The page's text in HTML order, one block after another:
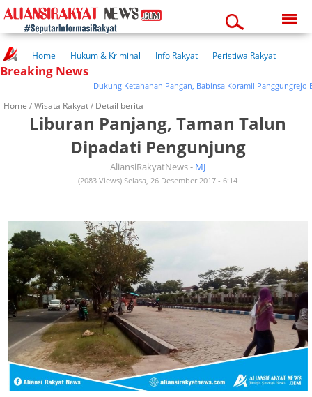
05:37:25 pm
Home Hukum & Kriminal Info Rakyat
Peristiwa Rakyat
Kuliner Rakyat
Wisata Rakyat
Kesehatan
Breaking News
Dukung Ketahanan Pangan, Babinsa Koramil Panggungrejo
Home /Wisata Rakyat/ Detail berita
Liburan Panjang, Taman Talun
Dipadati Pengunjung
AliansiRakyatNews - MJ
(2083 Views) Selasa, 26 Desember 2017 - 6:14